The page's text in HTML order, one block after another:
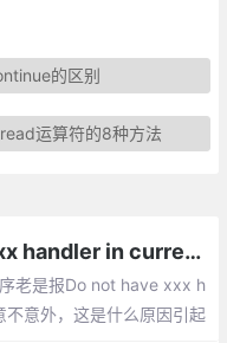
的区别
运算符的8种方法
微信小程序报错Do not have xx handler in current page的解决方法总汇
老是报Do not have xxx h
意外，这是什么原因引起